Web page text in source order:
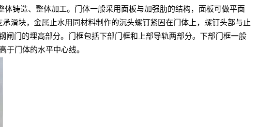
铸造、整体加工。门体一般采用面板与加强肋的结构，面板可做平面
滑块，金属止水用同材料制作的沉头螺钉紧固在门体上，螺钉头部与止
闸门的埋高部分。门框包括下部门框和上部导轨两部分。下部门框一般
门体的水平中心线。